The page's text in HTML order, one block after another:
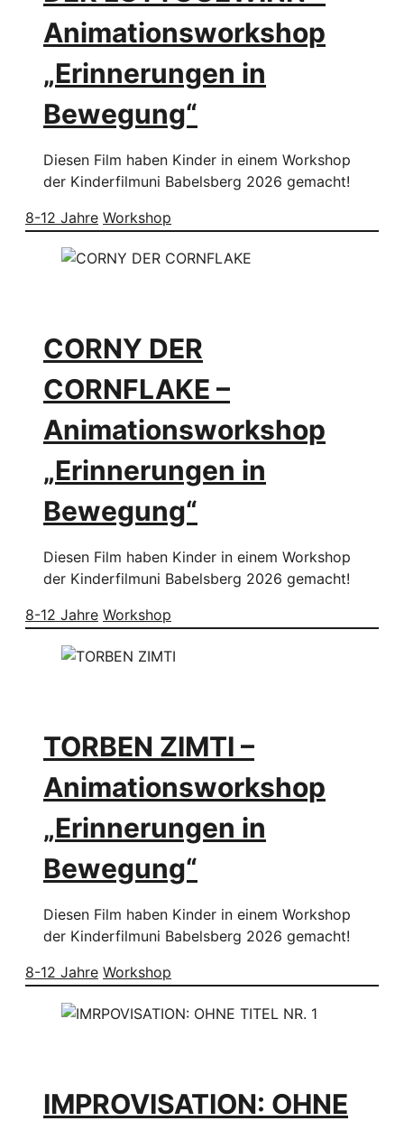
Animationsworkshop
„Erinnerungen in
Bewegung“
Diesen Film haben Kinder in einem Workshop
der Kinderfilmuni Babelsberg 2026 gemacht!
8-12 Jahre Workshop
CORNY DER
CORNFLAKE –
Animationsworkshop
„Erinnerungen in
Bewegung“
Diesen Film haben Kinder in einem Workshop
der Kinderfilmuni Babelsberg 2026 gemacht!
8-12 Jahre Workshop
TORBEN ZIMTI –
Animationsworkshop
„Erinnerungen in
Bewegung“
Diesen Film haben Kinder in einem Workshop
der Kinderfilmuni Babelsberg 2026 gemacht!
8-12 Jahre Workshop
IMPROVISATION: OHNE